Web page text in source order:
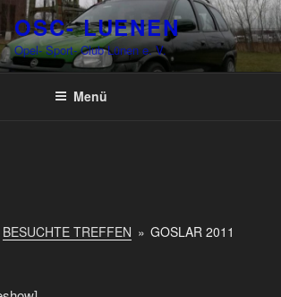
OSC- LUENEN
Opel- Sport- Club Lünen e. V.
Menü
BESUCHTE TREFFEN » GOSLAR 2011